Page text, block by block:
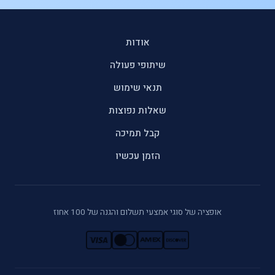
אודות
שיתופי פעולה
תנאי שימוש
שאלות נפוצות
קבל תמיכה
הזמן עכשיו
אופציה של סוגי אמצעי תשלום והגנה של 100 אחוז